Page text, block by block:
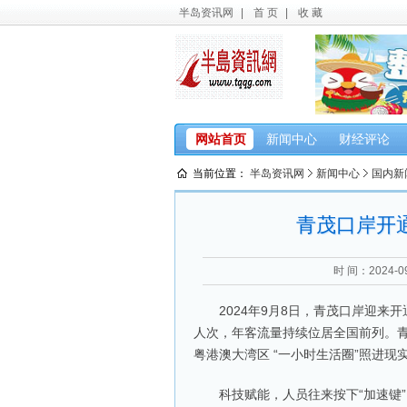
半岛资讯网 首 页 收 藏
网站首页 新闻中心 财经评论
当前位置： 半岛资讯网 新闻中心 国内新
青茂口岸开
时 间：2024-
2024年9月8日，青茂口岸迎来开
人次，年客流量持续位居全国前列。
粤港澳大湾区 “一小时生活圈”照进现
科技赋能，人员往来按下“加速键”